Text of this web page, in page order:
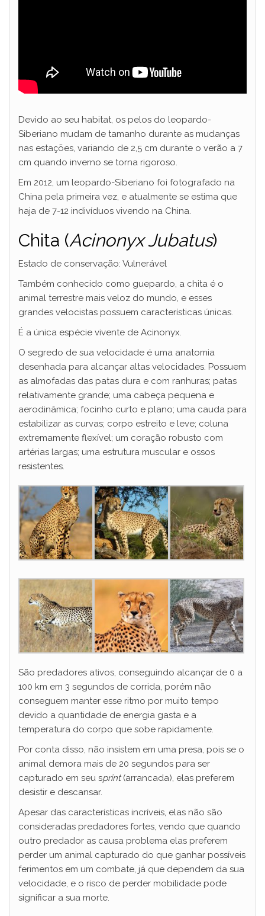
Devido ao seu habitat, os pelos do leopardo-
Siberiano mudam de tamanho durante as mudanças
nas estações, variando de 2,5 cm durante o verão a 7
cm quando inverno se torna rigoroso.
Em 2012, um leopardo-Siberiano foi fotografado na
China pela primeira vez, e atualmente se estima que
haja de 7-12 indivíduos vivendo na China.
Chita (Acinonyx Jubatus)
Estado de conservação: Vulnerável
Também conhecido como guepardo, a chita é o
animal terrestre mais veloz do mundo, e esses
grandes velocistas possuem características únicas.
É a única espécie vivente de Acinonyx.
O segredo de sua velocidade é uma anatomia
desenhada para alcançar altas velocidades. Possuem
as almofadas das patas dura e com ranhuras; patas
relativamente grande; uma cabeça pequena e
aerodinâmica; focinho curto e plano; uma cauda para
estabilizar as curvas; corpo estreito e leve; coluna
extremamente flexível; um coração robusto com
artérias largas; uma estrutura muscular e ossos
resistentes.
São predadores ativos, conseguindo alcançar de 0 a
100 km em 3 segundos de corrida, porém não
conseguem manter esse ritmo por muito tempo
devido a quantidade de energia gasta e a
temperatura do corpo que sobe rapidamente.
Por conta disso, não insistem em uma presa, pois se o
animal demora mais de 20 segundos para ser
capturado em seu sprint (arrancada), elas preferem
desistir e descansar.
Apesar das características incríveis, elas não são
consideradas predadores fortes, vendo que quando
outro predador as causa problema elas preferem
perder um animal capturado do que ganhar possíveis
ferimentos em um combate, já que dependem da sua
velocidade, e o risco de perder mobilidade pode
significar a sua morte.